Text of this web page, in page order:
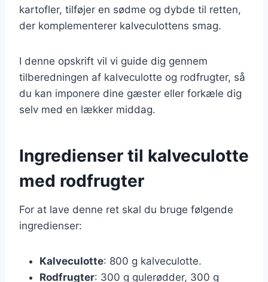
kartofler, tilføjer en sødme og dybde til retten,
der komplementerer kalveculottens smag.
I denne opskrift vil vi guide dig gennem
tilberedningen af kalveculotte og rodfrugter, så
du kan imponere dine gæster eller forkæle dig
selv med en lækker middag.
Ingredienser til kalveculotte
med rodfrugter
For at lave denne ret skal du bruge følgende
ingredienser:
Kalveculotte: 800 g kalveculotte.
Rodfrugter: 300 g gulerødder, 300 g